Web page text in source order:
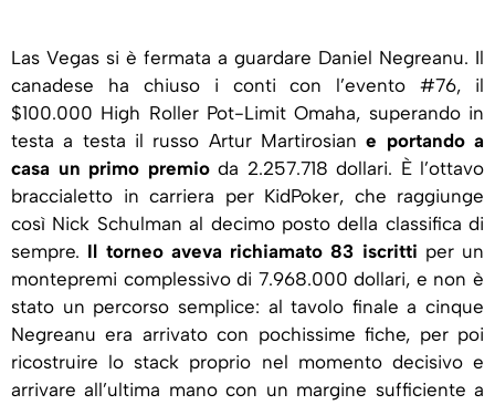
Las Vegas si è fermata a guardare Daniel Negreanu. Il
canadese ha chiuso i conti con l’evento #76, il
$100.000 High Roller Pot-Limit Omaha, superando in
testa a testa il russo Artur Martirosiane portando a
casa un primo premioda 2.257.718 dollari. È l’ottavo
braccialetto in carriera per KidPoker, che raggiunge
così Nick Schulman al decimo posto della classifica di
sempre. Il torneo aveva richiamato 83 iscritti per un
montepremi complessivo di 7.968.000 dollari, e non è
stato un percorso semplice: al tavolo finale a cinque
Negreanu era arrivato con pochissime fiche, per poi
ricostruire lo stack proprio nel momento decisivo e
arrivare all’ultima mano con un margine sufficiente a